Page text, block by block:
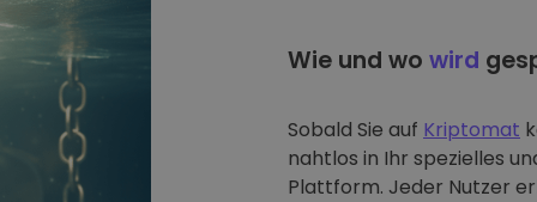
Wie und wo wird
Sobald Sie auf Kriptomat
nahtlos in Ihr spezielles
Plattform. Jeder Nutzer